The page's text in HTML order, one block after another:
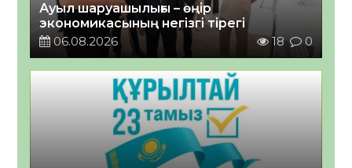
Ауыл шаруашылығы – өңір
экономикасының негізгі тірегі
06.08.2026
18 0